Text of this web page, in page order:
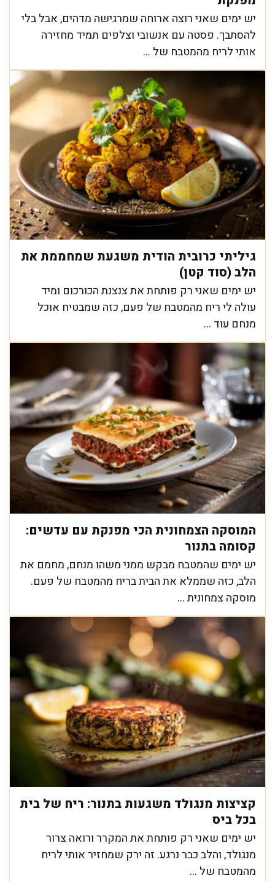
יש ימים שאני רוצה ארוחה שמרגישה מדהים, אבל בלי
להסתבך. פסטה עם אנשובי וצלפים תמיד מחזירה
אותי לריח מהמטבח של ...
גיליתי כרובית הודית משגעת שמחממת את
הלב (סוד קטן)
יש ימים שאני רק פותחת את צנצנת הכורכום ומיד
עולה לי ריח מהמטבח של פעם, כזה שמבטיח אוכל
מנחם עוד ...
המוסקה הצמחונית הכי מפנקת עם עדשים:
קסומה בתנור
יש ימים שהמטבח מבקש ממני משהו מנחם, מחמם את
הלב, כזה שממלא את הבית בריח מהמטבח של פעם.
מוסקה צמחונית ...
קציצות מנגולד משגעות בתנור: ריח של בית
בכל ביס
יש ימים שאני רק פותחת את המקרר ורואה צרור
מנגולד, והלב כבר נרגע. זה ירק שמחזיר אותי לריח
מהמטבח של ...